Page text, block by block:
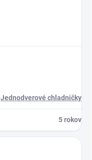
Jednodverové chladničky
5 rokov